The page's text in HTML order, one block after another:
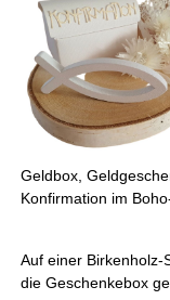
Geldbox,
Konfirmation im
Auf einer Birkenholz-
die Geschenkebox